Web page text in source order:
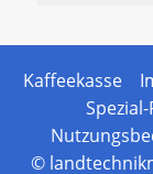
Kaffeekasse
Spezial-
©